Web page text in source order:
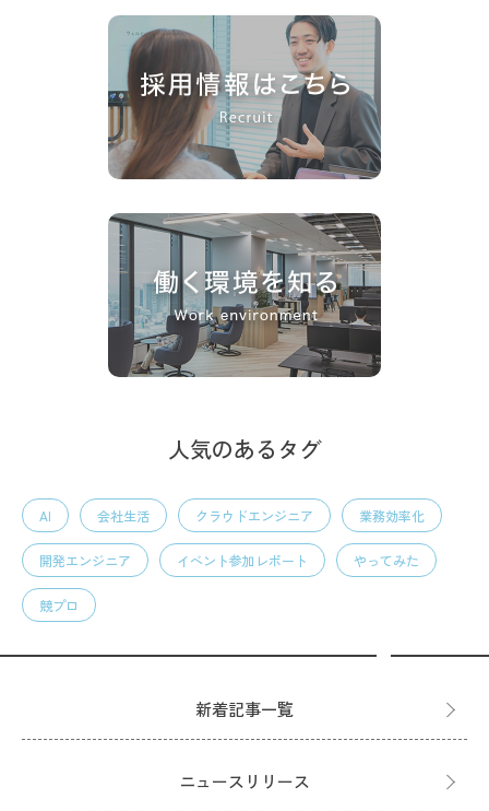
人気のあるタグ
AI 会社生活 クラウドエンジニア 業務効率化
開発エンジニア イベント参加レポート やってみた
競プロ
新着記事一覧
ニュースリリース